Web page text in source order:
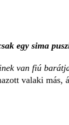
egy sima
van fiú
valaki más,